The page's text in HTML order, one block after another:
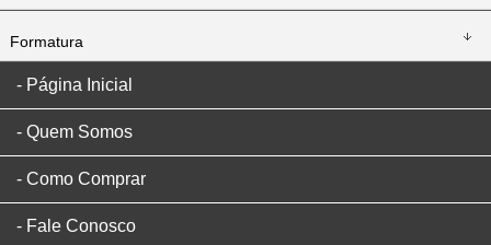
Formatura
Página Inicial
Quem Somos
Como Comprar
Fale Conosco